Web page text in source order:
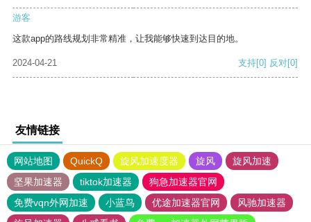
游客
这款app的路线规划非常精准，让我能够快速到达目的地。
2024-04-21 支持[0] 反对[0]
友情链接
网站地图 QuickQ 旋风加速度器 旋风
旋风加速
坚果加速器
tiktok加速器
狗急加速器官网
免费vqn外网加速
小蓝鸟 优途加速器官网
风驰加速器